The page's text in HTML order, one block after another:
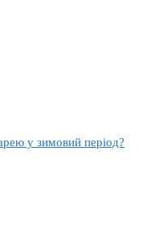
у зимовий період?